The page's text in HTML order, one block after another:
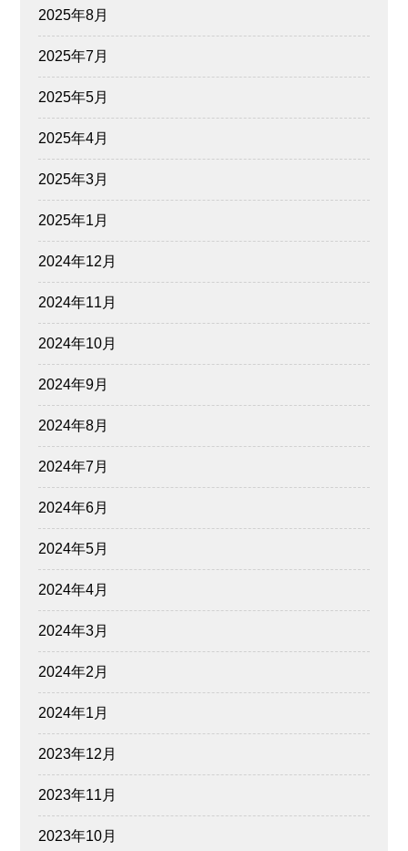
2025年8月
2025年7月
2025年5月
2025年4月
2025年3月
2025年1月
2024年12月
2024年11月
2024年10月
2024年9月
2024年8月
2024年7月
2024年6月
2024年5月
2024年4月
2024年3月
2024年2月
2024年1月
2023年12月
2023年11月
2023年10月